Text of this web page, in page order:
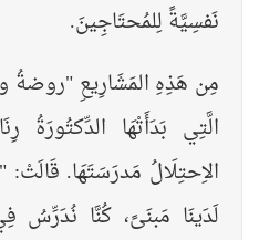
نَفسِيَّةً لِلمُحتَاجِينَ.
مِن هَذِهِ المَشَارِيعِ "روضةُ
الَّتِي بَدَأَتْهَا الدِّكتُورَةُ
الاِحتِلَالُ مَدرَسَتَهَا.
لَدَينَا مَبنَىً، كُنَّا